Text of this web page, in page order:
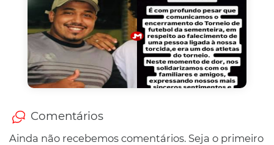
Comentários
Ainda não recebemos comentários. Seja o primeiro